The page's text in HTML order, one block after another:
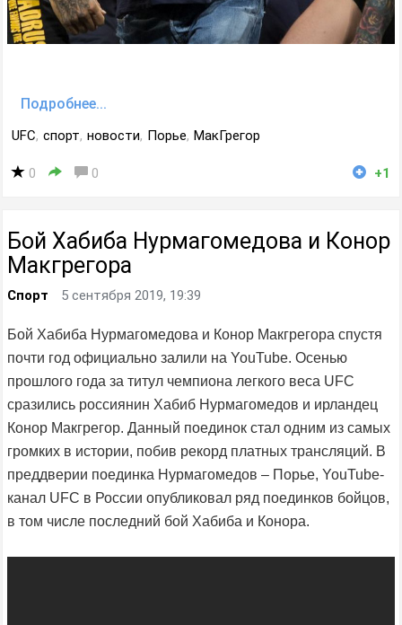
Подробнее...
UFC, спорт, новости, Порье, МакГрегор
0 0 +1
Бой Хабиба Нурмагомедова и Конор
Макгрегора
Спорт 5 сентября 2019, 19:39
Бой Хабиба Нурмагомедова и Конор Макгрегора спустя
почти год официально залили на YouTube. Осенью
прошлого года за титул чемпиона легкого веса UFC
сразились россиянин Хабиб Нурмагомедов и ирландец
Конор Макгрегор. Данный поединок стал одним из самых
громких в истории, побив рекорд платных трансляций. В
преддверии поединка Нурмагомедов – Порье, YouTube-
канал UFC в России опубликовал ряд поединков бойцов,
в том числе последний бой Хабиба и Конора.